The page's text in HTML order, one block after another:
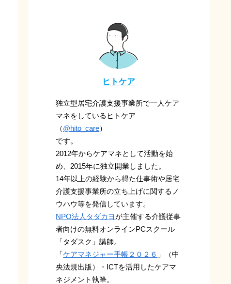
ヒトケア
独立型居宅介護支援事業所で一人ケア
マネをしているヒトケア
（@hito_care）
です。
2012年からケアマネとして活動を始
め、2015年に独立開業しました。
14年以上の経験から得た仕事術や居宅
介護支援事業所の立ち上げに関するノ
ウハウ等を発信しています。
NPO法人タダカヨ が主催する介護従事
者向けの無料オンラインPCスクール
「タダスク」講師。
「ケアマネジャー手帳２０２６ 」（中
央法規出版）・ICTを活用したケアマ
ネジメント執筆。